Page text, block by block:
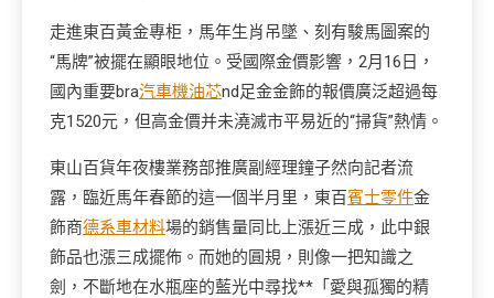
走進東百黃金專柜，馬年生肖吊墜、刻有駿馬圖案的
“馬牌”被擺在顯眼地位。受國際金價影響，2月16日，
國內重要bra汽車機油芯nd足金金飾的報價廣泛超過每
克1520元，但高金價并未澆滅市平易近的“掃貨”熱情。
東山百貨年夜樓業務部推廣副經理鐘子然向記者流
露，臨近馬年春節的這一個半月里，東百賓士零件金
飾商德系車材料場的銷售量同比上漲近三成，此中銀
飾品也漲三成擺佈。而她的圓規，則像一把知識之
劍，不斷地在水瓶座的藍光中尋找**「愛與孤獨的精